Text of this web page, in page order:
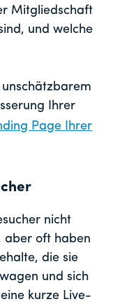
Mitgliedschaft
und welche
Ihrer
Page Ihrer
nicht
aber oft haben
die sie
und sich
kurze Live-